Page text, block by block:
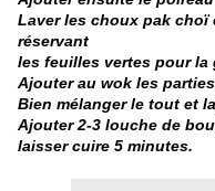
Laver les choux pak choï
réservant
les feuilles vertes pour la
Ajouter au wok les
Bien mélanger le tout et
Ajouter 2-3 louche de
laisser cuire 5 minutes.